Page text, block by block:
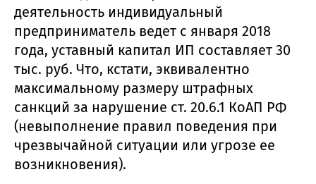
деятельность индивидуальный
предприниматель ведет с января 2018
года, уставный капитал ИП составляет 30
тыс. руб. Что, кстати, эквивалентно
максимальному размеру штрафных
санкций за нарушение ст. 20.6.1 КоАП РФ
(невыполнение правил поведения при
чрезвычайной ситуации или угрозе ее
возникновения).